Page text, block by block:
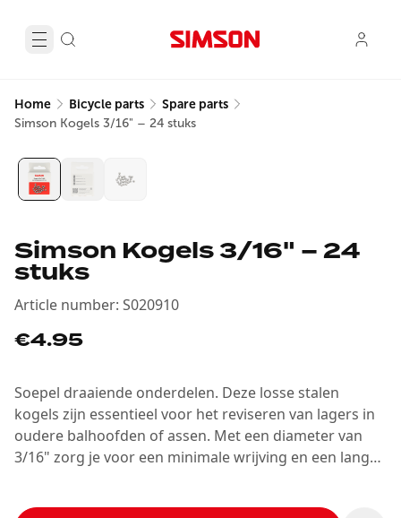
Home Bicycle parts Spare parts
Simson Kogels 3/16" – 24 stuks
Simson Kogels 3/16" – 24
stuks
Article number: S020910
€4.95
Soepel draaiende onderdelen. Deze losse stalen
kogels zijn essentieel voor het reviseren van lagers in
oudere balhoofden of assen. Met een diameter van
3/16" zorg je voor een minimale wrijving en een lange